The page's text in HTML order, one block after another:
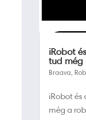
iRobot
tud még
Braava
iRobot és
még a